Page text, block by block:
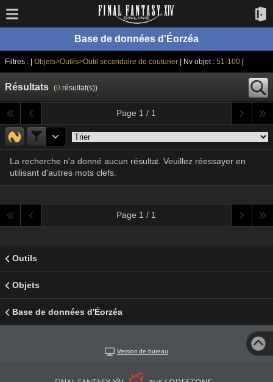
Base de données d'Éorzéa
Filtres : | Objets>Outils>Outil secondaire de couturier | Nv objet : 51-100|
Résultats (0résultat(s))
Page 1 / 1
La recherche n'a donné aucun résultat. Veuillez réessayer en
utilisant d'autres mots clefs.
Page 1 / 1
Outils
Objets
Base de données d'Éorzéa
Version de bureau